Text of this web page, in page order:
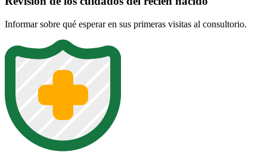
Informar sobre qué esperar en sus primeras visitas al consultorio.